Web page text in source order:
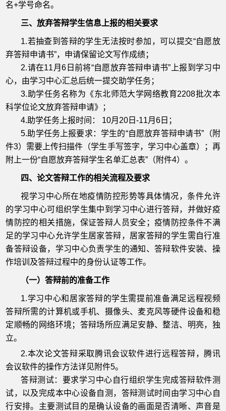
名+学号命名。
三、放弃答辩学生信息上报的相关要求
1.若抽查到答辩的学生无法按时参加，可以提交“自愿放
弃答辩申请书”，申请保留论文写作成绩；
2.请在11月6日前将“自愿放弃答辩申请书”上报到学习中
心，由学习中心汇总后统一提交助学任务；
3.助学任务名称为《东北师范大学网络教育2208批次本
科学位论文放弃答辩申请》；
4.助学任务上报时间： 10月20日-11月6日；
5.助学任务上报要求：学生的“自愿放弃答辩申请书”（附
件3）需要上传扫描件（学生手写签字，学习中心盖章）；再
附上一份“自愿放弃答辩学生名单汇总表”（附件4）。
四、论文答辩工作的相关流程及要求
视学习中心所在地疫情防控形势等具体情况，条件允许
的学习中心可组织学生集中到学习中心进行答辩，并做好疫
情防控的相关措施，保证答辩人员安全；疫情防控条件不满
足的学习中心允许学生居家答辩，居家答辩的学生需自行准
备答辩设备，学习中心负责学生的通知、答辩软件安装、操
作培训及答辩过程中的身份认证等工作。
（一）答辩前的准备工作
1.学习中心和居家答辩的学生需提前准备满足远程视频
答辩所需的计算机或手机、摄像头、麦克风等硬件设备和稳
定顺畅的网络环境；答辩场所应满足安静、整洁、明亮，独
立。
2.本次论文答辩采取腾讯会议软件进行远程答辩，腾讯
会议软件的操作方法详见附件5。
答辩测试：要求学习中心自行组织学生完成答辩软件测
试，以及完成本中心设备自测，答辩测试时间由学习中心自
行安排。主要测试目的是确认设备的画面是否清晰、声音是